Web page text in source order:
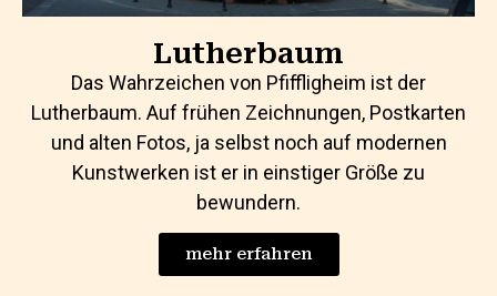
Lutherbaum
Das Wahrzeichen von Pfiffligheim ist der
Lutherbaum. Auf frühen Zeichnungen, Postkarten
und alten Fotos, ja selbst noch auf modernen
Kunstwerken ist er in einstiger Größe zu
bewundern.
mehr erfahren